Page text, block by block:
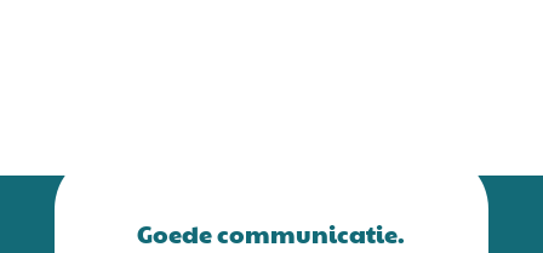
Goede communicatie.